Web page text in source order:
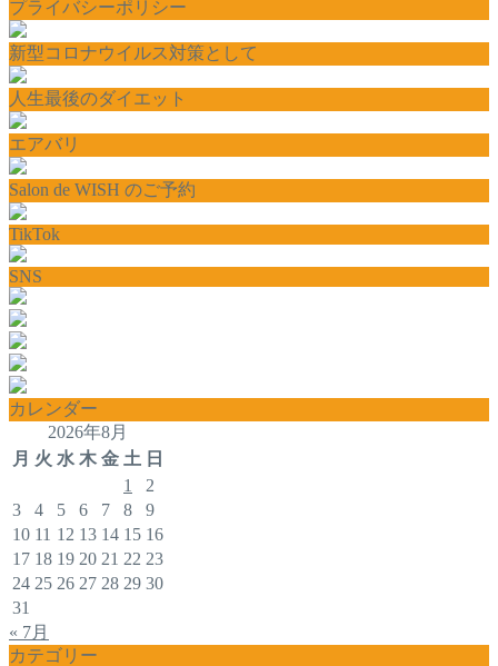
プライバシーポリシー
新型コロナウイルス対策として
人生最後のダイエット
エアバリ
Salon de WISH のご予約
TikTok
SNS
カレンダー
2026年8月
月 火 水 木 金 土 日
1
2
3
4 5 6 7 8
9
10 11 12 13 14 15 16
17 18 19 20 21 22 23
24 25 26 27 28 29 30
31
« 7月
カテゴリー